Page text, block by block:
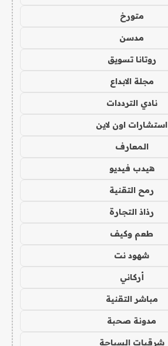
متورخ
مدسن
روتانا تسويق
مجلة الابداع
نادي الترددات
استشارات اون لاين
المعارف
هيدب فيديو
رمح التقنية
رذاذ التجارة
طعم وكيف
شهود نت
أركاني
مباشر التقنية
مدونة صحبة
شرقيات السياحة